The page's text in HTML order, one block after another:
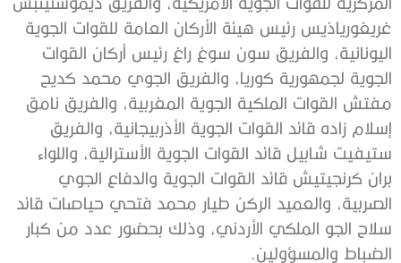
غريغورياذيس رئيس هيئة الأركان العامة للقوات الجوية
اليونانية، والفريق سون سوغ راغ رئيس أركان القوات
الجوية لجمهورية كوريا، والفريق الجوي محمد كديح
مفتش القوات الملكية الجوية المغربية، والفريق نامق
إسلام زاده قائد القوات الجوية الأذربيجانية، والفريق
ستيفيت شابيل قائد القوات الجوية الأسترالية، واللواء
بران كرنجيتيش قائد القوات الجوية والدفاع الجوي
الصربية، والعميد الركن طيار محمد فتحي حياصات قائد
سلاح الجو الملكي الأردني، وذلك بحضور عدد من كبار
الضباط والمسؤولين.